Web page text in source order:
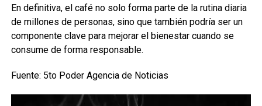
En definitiva, el café no solo forma parte de la rutina diaria
de millones de personas, sino que también podría ser un
componente clave para mejorar el bienestar cuando se
consume de forma responsable.
Fuente: 5to Poder Agencia de Noticias